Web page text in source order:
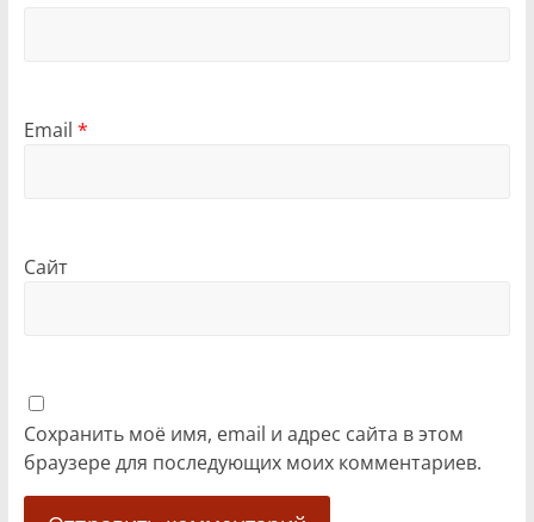
Email *
Сайт
Сохранить моё имя, email и адрес сайта в этом
браузере для последующих моих комментариев.